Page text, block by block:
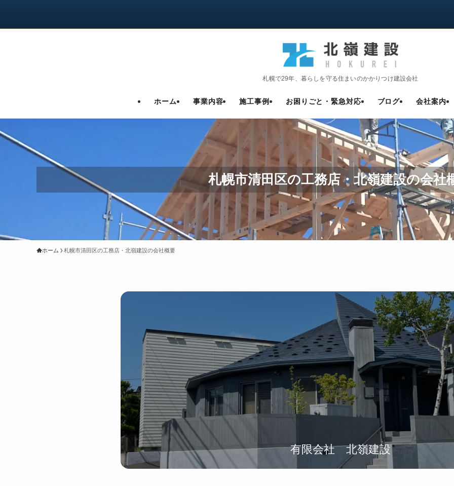
札幌で29年、暮らしを守る住まいのかかりつけ建設会社
ホーム 事業内容 施工事例 お困りごと・緊急対応 ブログ 会社案内
札幌市清田区の工務店・北嶺建設の会社
ホーム 札幌市清田区の工務店・北嶺建設の会社概要
有限会社 北嶺建設